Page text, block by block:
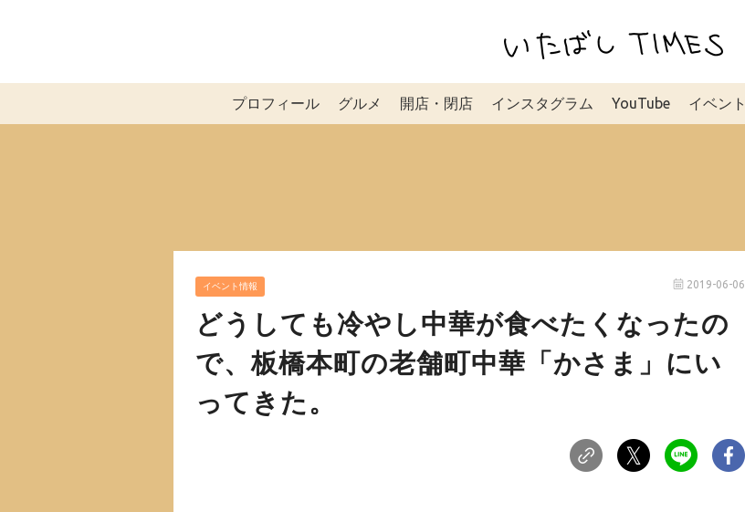
プロフィール グルメ 開店・閉店 インスタグラム YouTube イベント
イベント情報 2019-06-06
どうしても冷やし中華が食べたくなったの
で、板橋本町の老舗町中華「かさま」にい
ってきた。